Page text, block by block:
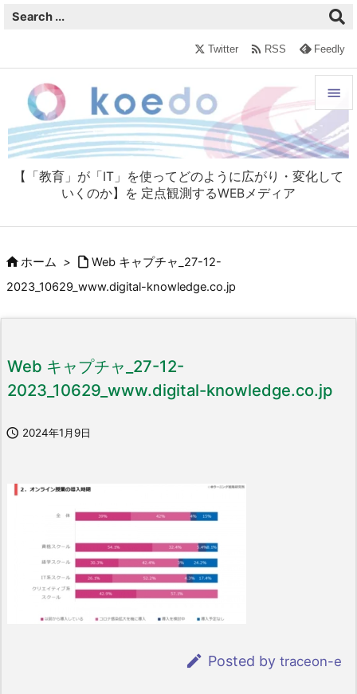
【「教育」が「IT」を使ってどのように広がり・変化して
いくのか】を 定点観測するWEBメディア


メニュ

検索
Twitter  RSS Feedly
ホーム >  Web キャプチャ_27-12-
2023_10629_www.digital-knowledge.co.jp
Web キャプチャ_27-12-
2023_10629_www.digital-knowledge.co.jp
 2024年1月9日
 Posted by traceon-e